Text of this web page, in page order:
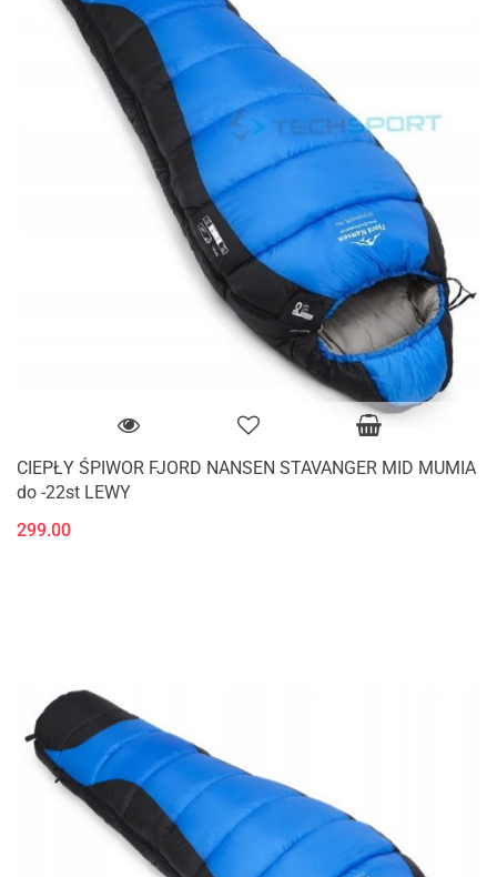
CIEPŁY ŚPIWOR FJORD NANSEN STAVANGER MID MUMIA
do -22st LEWY
299.00